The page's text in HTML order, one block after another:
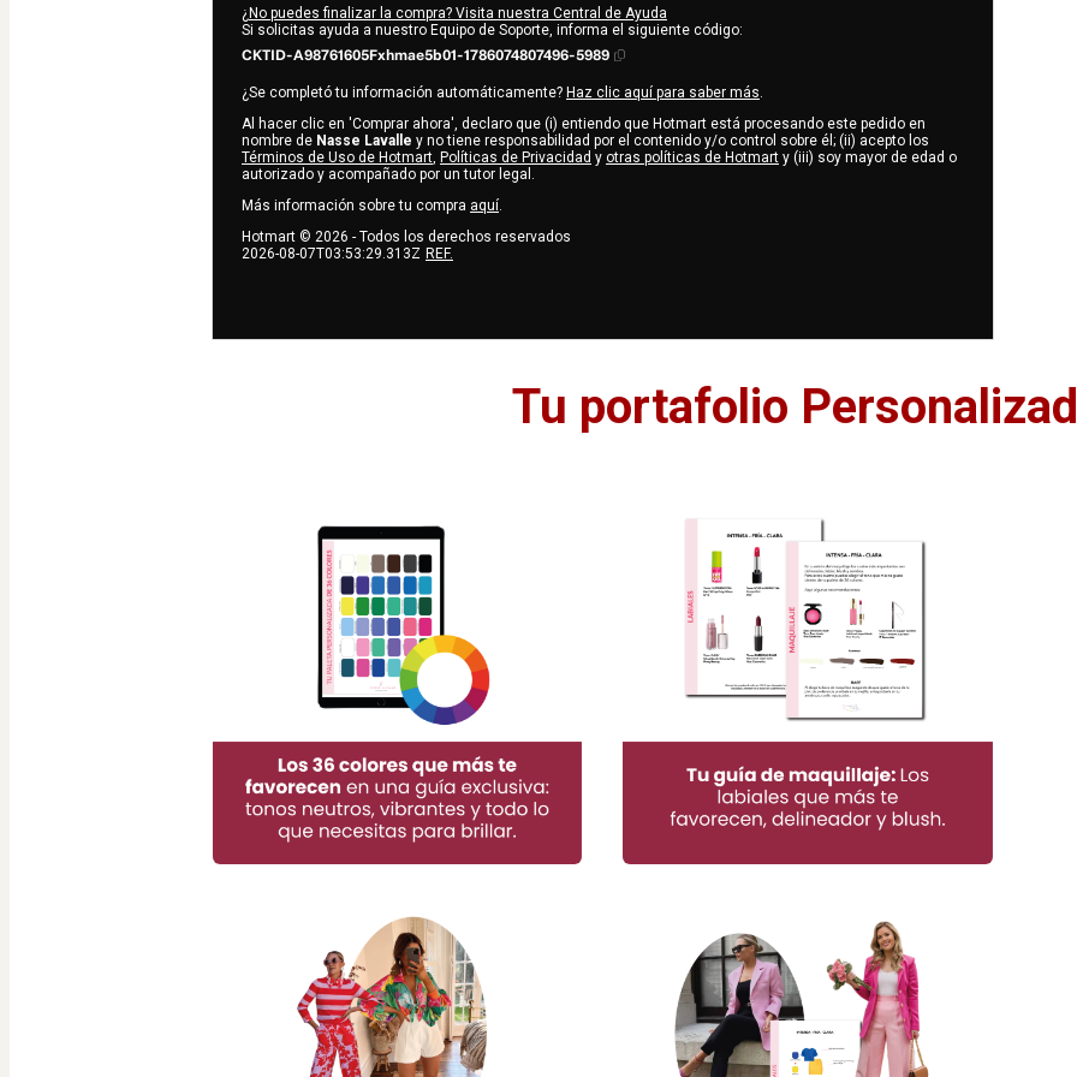
¿No puedes finalizar la compra? Visita nuestra Central de Ayuda
Si solicitas ayuda a nuestro Equipo de Soporte, informa el siguiente código:
CKTID-A98761605Fxhmae5b01-1786074807496-5989
¿Se completó tu información automáticamente? Haz clic aquí para saber más
Al hacer clic en 'Comprar ahora', declaro que (i) entiendo que Hotmart está procesando este pedido en
nombre de Nasse Lavalle y no tiene responsabilidad por el contenido y/o control sobre él; (ii) acepto los
Términos de Uso de Hotmart Políticas de Privacidad y otras políticas de Hotmart y (iii) soy mayor de edad o
autorizado y acompañado por un tutor legal.
Más información sobre tu compra aquí
Hotmart © 2026 - Todos los derechos reservados
2026-08-07T03:53:29.313Z REF.
Tu portafolio